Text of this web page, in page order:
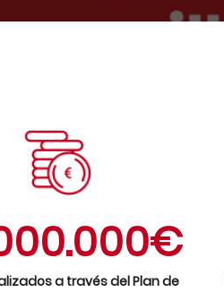
a través del Plan de